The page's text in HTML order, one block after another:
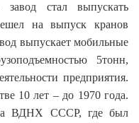
стал выпускать
на выпуск кранов
выпускает мобильные
5тонн,
предприятия.
10 лет – до 1970 года.
ВДНХ СССР, где был